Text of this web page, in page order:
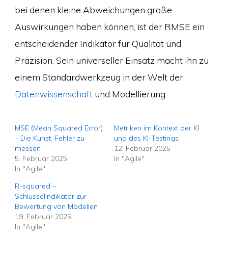
bei denen kleine Abweichungen große
Auswirkungen haben können, ist der RMSE ein
entscheidender Indikator für Qualität und
Präzision. Sein universeller Einsatz macht ihn zu
einem Standardwerkzeug in der Welt der
Datenwissenschaftund Modellierung.
MSE (Mean Squared Error)
– Die Kunst, Fehler zu
messen
5. Februar 2025
In "Agile"
Metriken im Kontext der KI
und des KI-Testings
12. Februar 2025
In "Agile"
R-squared –
Schlüsselindikator zur
Bewertung von Modellen
19. Februar 2025
In "Agile"